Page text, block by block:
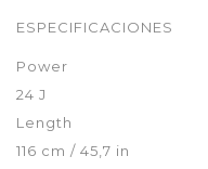
ESPECIFICACIONES
Power
24 J
Length
116 cm / 45,7 in